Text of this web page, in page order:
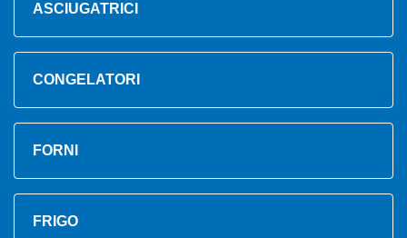
ASCIUGATRICI
CONGELATORI
FORNI
FRIGO